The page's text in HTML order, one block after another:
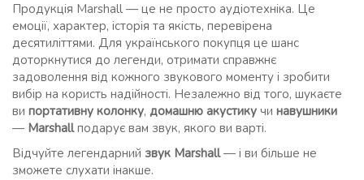
Продукція Marshall — це не просто аудіотехніка. Це
емоції, характер, історія та якість, перевірена
десятиліттями. Для українського покупця це шанс
доторкнутися до легенди, отримати справжнє
задоволення від кожного звукового моменту і зробити
вибір на користь надійності. Незалежно від того, шукаєте
ви портативну колонку, домашню акустику чи навушники
— Marshallподарує вам звук, якого ви варті.
Відчуйте легендарний звук Marshall— і ви більше не
зможете слухати інакше.